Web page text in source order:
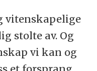
vitenskapelige
stolte av. Og
vi kan og